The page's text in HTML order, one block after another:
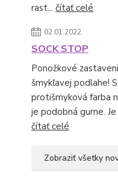
rast... čítať celé
02.01.2022
SOCK STOP
Ponožkové
šmykľavej podlahe!
protišmyková farba
je podobná gume.
čítať celé
Zobraziť všetky